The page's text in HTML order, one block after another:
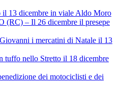
il 13 dicembre in viale Aldo Moro
(RC) – Il 26 dicembre il presepe
i mercatini di Natale il 13
tuffo nello Stretto il 18 dicembre
dei motociclisti e dei